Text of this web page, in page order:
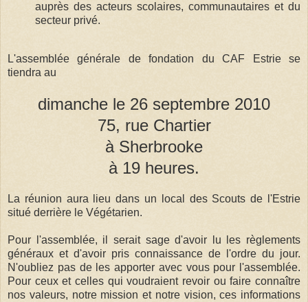
auprès des acteurs scolaires, communautaires et du
secteur privé.
L'assemblée générale de fondation du CAF Estrie se
tiendra au
dimanche le 26 septembre 2010
75, rue Chartier
à Sherbrooke
à 19 heures.
La réunion aura lieu dans un local des Scouts de l'Estrie
situé derrière le Végétarien.
Pour l'assemblée, il serait sage d'avoir lu les règlements
généraux et d'avoir pris connaissance de l'ordre du jour.
N'oubliez pas de les apporter avec vous pour l'assemblée.
Pour ceux et celles qui voudraient revoir ou faire connaître
nos valeurs, notre mission et notre vision, ces informations